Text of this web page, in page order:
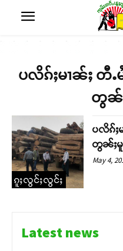
ပလိၵ်ႈမၢၼ်ႈ တီ
တွၼ်
ၵူႈလွင်ႈလွင်ႈ
ပလိၵ်ႈ
တွၼ်ႈမူ
May 4,
Latest news